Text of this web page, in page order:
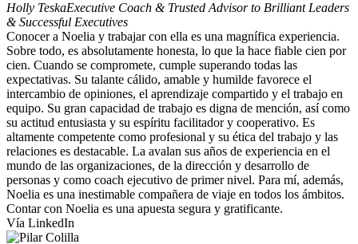
Holly TeskaExecutive Coach & Trusted Advisor to Brilliant Leaders
& Successful Executives
Conocer a Noelia y trabajar con ella es una magnífica experiencia.
Sobre todo, es absolutamente honesta, lo que la hace fiable cien por
cien. Cuando se compromete, cumple superando todas las
expectativas. Su talante cálido, amable y humilde favorece el
intercambio de opiniones, el aprendizaje compartido y el trabajo en
equipo. Su gran capacidad de trabajo es digna de mención, así como
su actitud entusiasta y su espíritu facilitador y cooperativo. Es
altamente competente como profesional y su ética del trabajo y las
relaciones es destacable. La avalan sus años de experiencia en el
mundo de las organizaciones, de la dirección y desarrollo de
personas y como coach ejecutivo de primer nivel. Para mí, además,
Noelia es una inestimable compañera de viaje en todos los ámbitos.
Contar con Noelia es una apuesta segura y gratificante.
Vía LinkedIn